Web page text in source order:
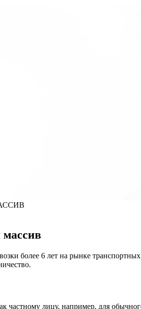
массив
более 6 лет на рынке
частному лицу, например, для